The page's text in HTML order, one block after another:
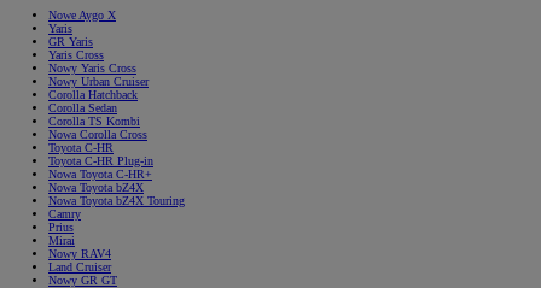
Nowe Aygo X
Yaris
GR Yaris
Yaris Cross
Nowy Yaris Cross
Nowy Urban Cruiser
Corolla Hatchback
Corolla Sedan
Corolla TS Kombi
Nowa Corolla Cross
Toyota C-HR
Toyota C-HR Plug-in
Nowa Toyota C-HR+
Nowa Toyota bZ4X
Nowa Toyota bZ4X Touring
Camry
Prius
Mirai
Nowy RAV4
Land Cruiser
Nowy GR GT